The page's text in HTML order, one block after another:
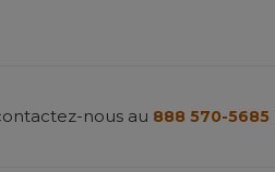
nous au 888 570-5685